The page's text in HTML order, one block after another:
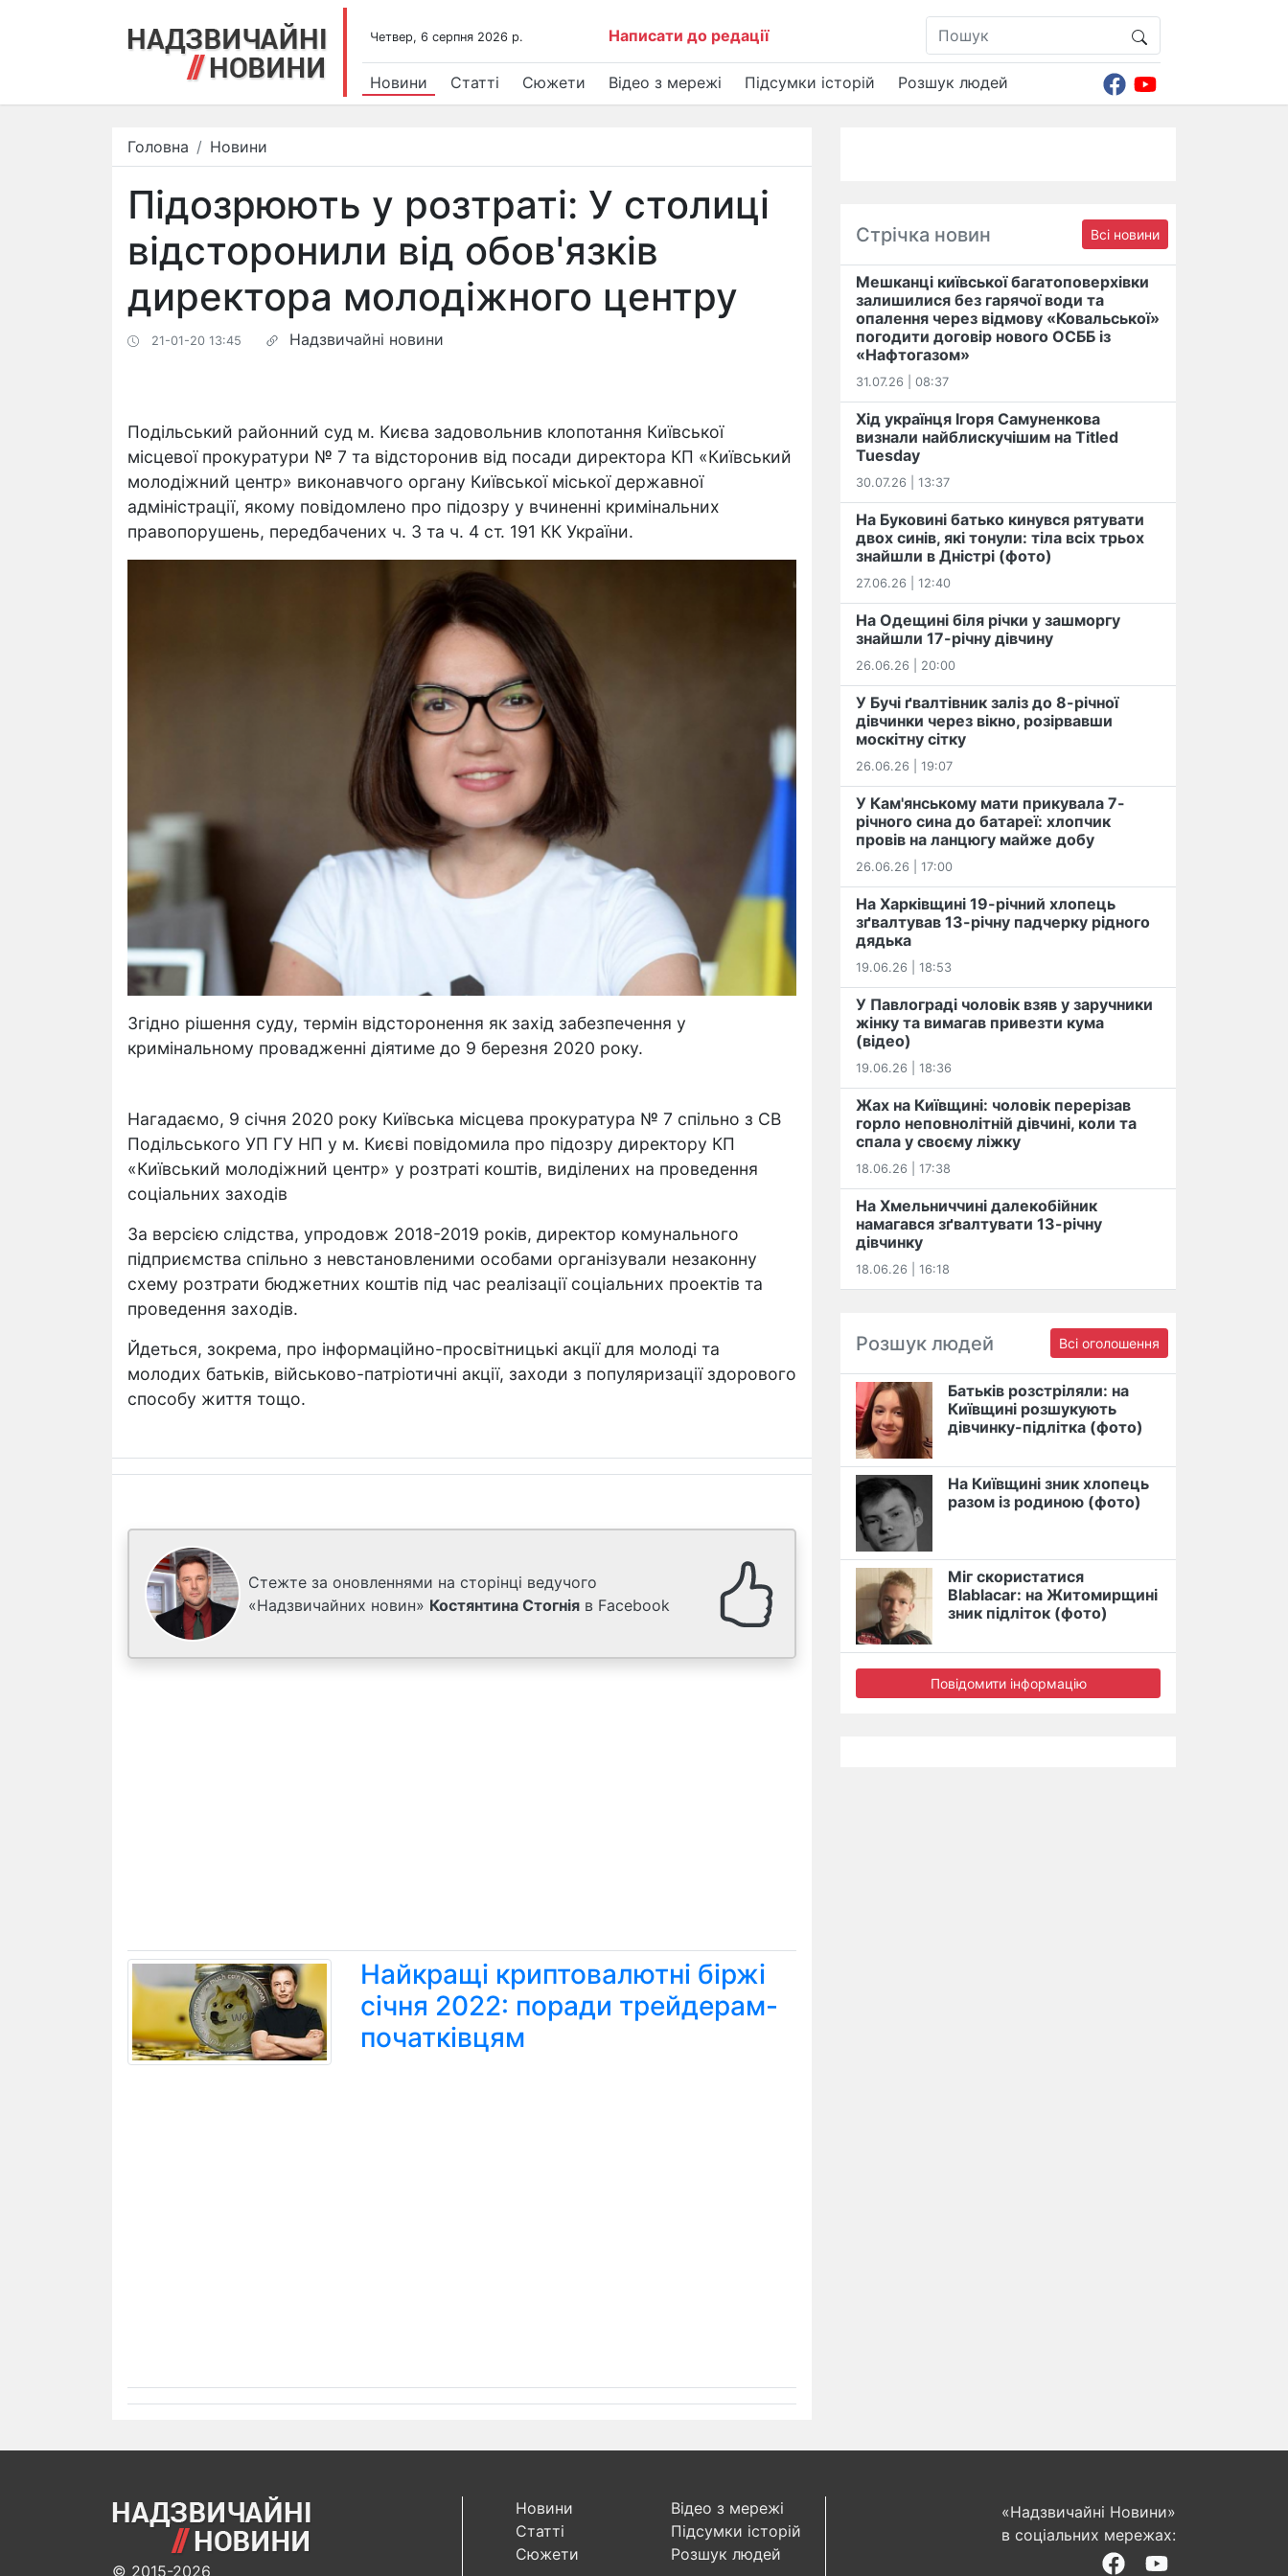
Четвер, 6 серпня 2026 р. Написати до редації
Новини Статті Сюжети Відео з мережі Підсумки історій Розшук людей
Головна Новини
Підозрюють у розтраті: У столиці
відсторонили від обов'язків
директора молодіжного центру
21-01-20 13:45 Надзвичайні новини
Подільський районний суд м. Києва задовольнив клопотання Київської
місцевої прокуратури № 7 та відсторонив від посади директора КП «Київський
молодіжний центр» виконавчого органу Київської міської державної
адміністрації, якому повідомлено про підозру у вчиненні кримінальних
правопорушень, передбачених ч. 3 та ч. 4 ст. 191 КК України.
Згідно рішення суду, термін відсторонення як захід забезпечення у
кримінальному провадженні діятиме до 9 березня 2020 року.
Нагадаємо, 9 січня 2020 року Київська місцева прокуратура № 7 спільно з СВ
Подільського УП ГУ НП у м. Києві повідомила про підозру директору КП
«Київський молодіжний центр» у розтраті коштів, виділених на проведення
соціальних заходів
За версією слідства, упродовж 2018-2019 років, директор комунального
підприємства спільно з невстановленими особами організували незаконну
схему розтрати бюджетних коштів під час реалізації соціальних проектів та
проведення заходів.
Йдеться, зокрема, про інформаційно-просвітницькі акції для молоді та
молодих батьків, військово-патріотичні акції, заходи з популяризації здорового
способу життя тощо.
Стежте за оновленнями на сторінці ведучого
«Надзвичайних новин» Костянтина Стогнія в Facebook
Найкращі криптовалютні біржі
січня 2022: поради трейдерам-
початківцям
Стрічка новин Всі новини
Мешканці київської багатоповерхівки
залишилися без гарячої води та
опалення через відмову «Ковальської»
погодити договір нового ОСББ із
«Нафтогазом»
31.07.26 | 08:37
Хід українця Ігоря Самуненкова
визнали найблискучішим на Titled
Tuesday
30.07.26 | 13:37
На Буковині батько кинувся рятувати
двох синів, які тонули: тіла всіх трьох
знайшли в Дністрі (фото)
27.06.26 | 12:40
На Одещині біля річки у зашморгу
знайшли 17-річну дівчину
26.06.26 | 20:00
У Бучі ґвалтівник заліз до 8-річної
дівчинки через вікно, розірвавши
москітну сітку
26.06.26 | 19:07
У Кам'янському мати прикувала 7-
річного сина до батареї: хлопчик
провів на ланцюгу майже добу
26.06.26 | 17:00
На Харківщині 19-річний хлопець​
️зґвалтував 13-річну падчерку рідного
дядька
19.06.26 | 18:53
У Павлограді чоловік взяв у заручники
жінку та вимагав привезти кума
(відео)
19.06.26 | 18:36
Жах на Київщині: чоловік перерізав
горло неповнолітній дівчині, коли та
спала у своєму ліжку
18.06.26 | 17:38
На Хмельниччині далекобійник
намагався зґвалтувати 13-річну
дівчинку
18.06.26 | 16:18
Розшук людей Всі оголошення
Батьків розстріляли: на
Київщині розшукують
дівчинку-підлітка (фото)
На Київщині зник хлопець
разом із родиною (фото)
Міг скористатися
Blablacar: на Житомирщині
зник підліток (фото)
Повідомити інформацію
© 2015-2026
Новини
Статті
Сюжети
Відео з мережі
Підсумки історій
Розшук людей
«Надзвичайні Новини»
в соціальних мережах: